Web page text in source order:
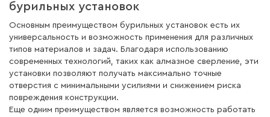
бурильных установок
Основным преимуществом бурильных установок есть их
универсальность и возможность применения для различных
типов материалов и задач. Благодаря использованию
современных технологий, таких как алмазное сверление, эти
установки позволяют получать максимально точные
отверстия с минимальными усилиями и снижением риска
повреждения конструкции.
Еще одним преимуществом является возможность работать